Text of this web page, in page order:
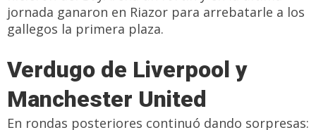
jornada ganaron en Riazor para arrebatarle a los
gallegos la primera plaza.
Verdugo de Liverpool y
Manchester United
En rondas posteriores continuó dando sorpresas: